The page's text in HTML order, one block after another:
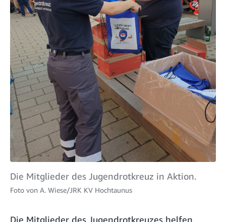
Die Mitglieder des Jugendrotkreuz in Aktion.
Foto von A. Wiese/JRK KV Hochtaunus
Die Mitglieder des Jugendrotkreuzes helfen